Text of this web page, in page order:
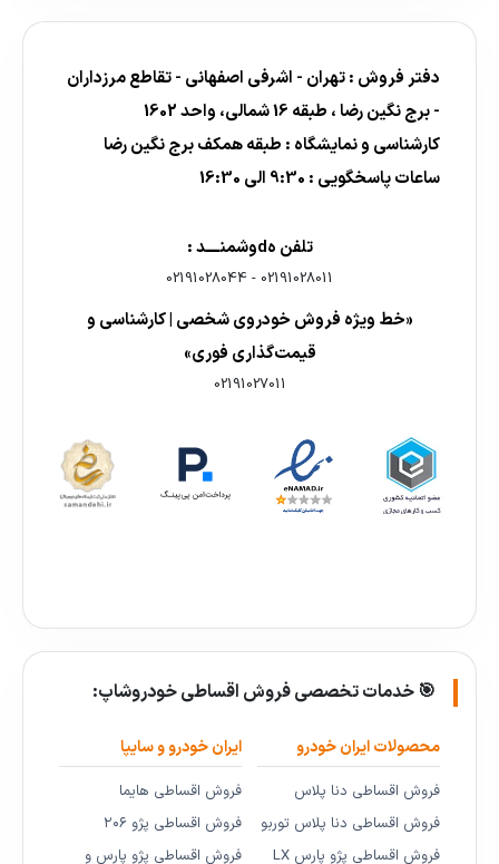
دفتر فروش : تهران - اشرفی اصفهانی - تقاطع مرزداران
- برج نگین رضا ، طبقه 16 شمالی، واحد 1602
کارشناسی و نمایشگاه : طبقه همکف برج نگین رضا
ساعات پاسخگویی : 9:30 الی 16:30
تلفن هdوشمنــــد :
02191028011
-
02191028044
«خط ویژه فروش خودروی شخصی | کارشناسی و
قیمت‌گذاری فوری»
02191027011
🎯 خدمات تخصصی فروش اقساطی خودروشاپ:
محصولات ایران خودرو
فروش اقساطی دنا پلاس
فروش اقساطی دنا پلاس توربو
فروش اقساطی پژو پارس LX
ایران خودرو و سایپا
فروش اقساطی هایما
فروش اقساطی پژو ۲۰۶
فروش اقساطی پژو پارس و